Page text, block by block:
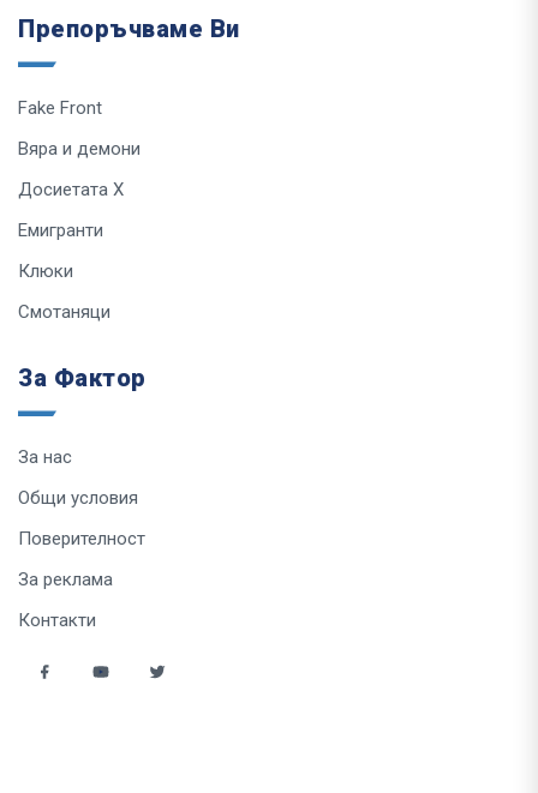
Препоръчваме Ви
Fake Front
Вяра и демони
Досиетата Х
Емигранти
Клюки
Смотаняци
За Фактор
За нас
Общи условия
Поверителност
За реклама
Контакти